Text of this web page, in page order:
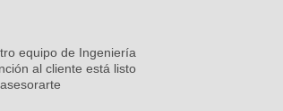
equipo de Ingeniería
al cliente está listo